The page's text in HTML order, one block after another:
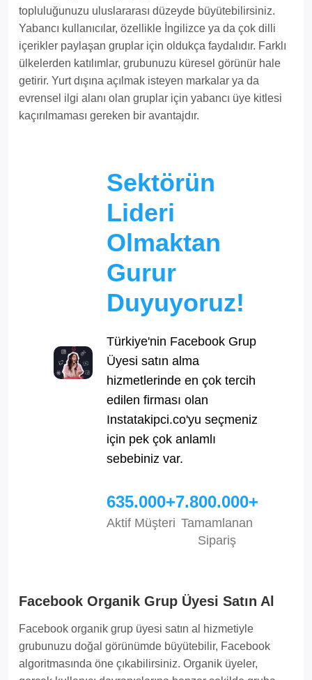
topluluğunuzu uluslararası düzeyde büyütebilirsiniz.
Yabancı kullanıcılar, özellikle İngilizce ya da çok dilli
içerikler paylaşan gruplar için oldukça faydalıdır. Farklı
ülkelerden katılımlar, grubunuzu küresel görünür hale
getirir. Yurt dışına açılmak isteyen markalar ya da
evrensel ilgi alanı olan gruplar için yabancı üye kitlesi
kaçırılmaması gereken bir avantajdır.
Sektörün
Lideri
Olmaktan
Gurur
Duyuyoruz!
Türkiye'nin Facebook Grup
Üyesi satın alma
hizmetlerinde en çok tercih
edilen firması olan
Instatakipci.co'yu seçmeniz
için pek çok anlamlı
sebebiniz var.
635.000+
Aktif Müşteri
7.800.000+
Tamamlanan
Sipariş
Facebook Organik Grup Üyesi Satın Al
Facebook organik grup üyesi satın al hizmetiyle
grubunuzu doğal görünümde büyütebilir, Facebook
algoritmasında öne çıkabilirsiniz. Organik üyeler,